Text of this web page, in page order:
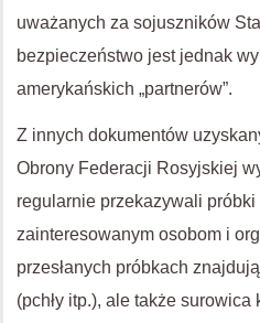
uważanych za sojuszników
bezpieczeństwo jest jednak
amerykańskich „partnerów”.
Z innych dokumentów
Obrony Federacji Rosyjskiej
regularnie przekazywali próbki
zainteresowanym osobom i
przesłanych próbkach
(pchły itp.), ale także